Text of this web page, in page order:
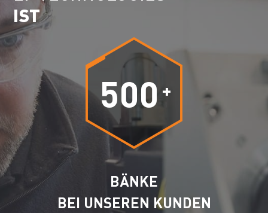
IST
500 +
BÄNKE
BEI UNSEREN KUNDEN